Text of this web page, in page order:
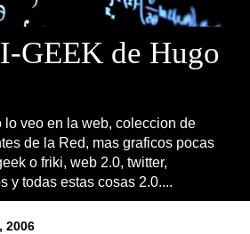
GEEK de Hugo
lo veo en la web, coleccion de
de la Red, mas graficos pocas
o friki, web 2.0, twitter,
y todas estas cosas 2.0....
2006